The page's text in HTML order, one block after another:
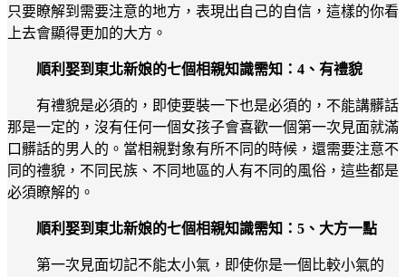
只要瞭解到需要注意的地方，表現出自己的自信，這樣的你看
上去會顯得更加的大方。
順利娶到東北新娘的七個相親知識需知：4、有禮貌
有禮貌是必須的，即使要裝一下也是必須的，不能講髒話
那是一定的，沒有任何一個女孩子會喜歡一個第一次見面就滿
口髒話的男人的。當相親對象有所不同的時候，還需要注意不
同的禮貌，不同民族、不同地區的人有不同的風俗，這些都是
必須瞭解的。
順利娶到東北新娘的七個相親知識需知：5、大方一點
第一次見面切記不能太小氣，即使你是一個比較小氣的